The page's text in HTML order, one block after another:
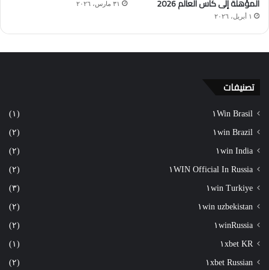
المؤهلة إلى كأس العالم 2026
١ أبريل، ٢٠٢٦
٣١ مارس، ٢٠٢٦
تصنيفات
١Win Brasil (١)
١win Brazil (٢)
١win India (٢)
١WIN Official In Russia (٢)
١win Turkiye (٣)
١win uzbekistan (٢)
١winRussia (٢)
١xbet KR (١)
١xbet Russian (٢)